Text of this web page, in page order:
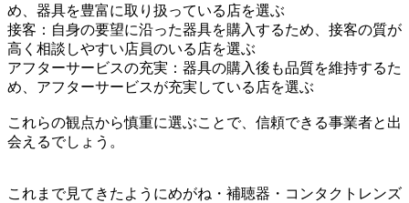
め、器具を豊富に取り扱っている店を選ぶ
接客：自身の要望に沿った器具を購入するため、接客の質が
高く相談しやすい店員のいる店を選ぶ
アフターサービスの充実：器具の購入後も品質を維持するた
め、アフターサービスが充実している店を選ぶ
これらの観点から慎重に選ぶことで、信頼できる事業者と出
会えるでしょう。
これまで見てきたようにめがね・補聴器・コンタクトレンズ